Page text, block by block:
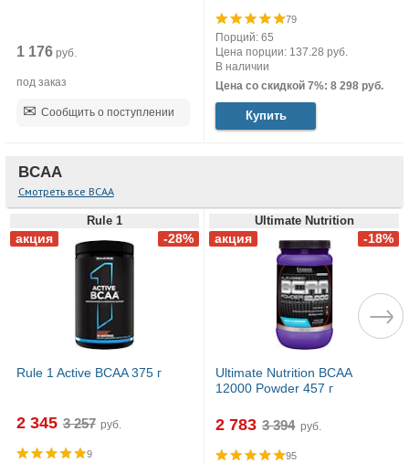
1 176руб.
под заказ
Сообщить о поступлении
79
Порций: 65
Цена порции: 137.28 руб.
В наличии
Цена со скидкой 7%: 8 298 руб.
Купить
BCAA
Смотреть все BCAA
Rule 1
Rule 1 Active BCAA 375 г
2 345 руб.
9
Ultimate Nutrition
Ultimate Nutrition BCAA
12000 Powder 457 г
2 783 руб.
95